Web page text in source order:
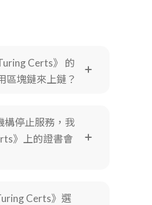
Certs》 的
區塊鏈來上鏈？
構停止服務，我
》上的證書會
Certs》選